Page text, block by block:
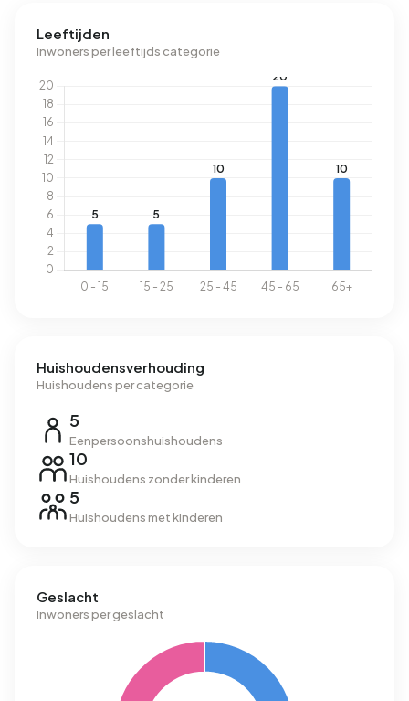
Leeftijden
Inwoners per leeftijds categorie
Huishoudensverhouding
Huishoudens per categorie
5
Eenpersoonshuishoudens
10
Huishoudens zonder kinderen
5
Huishoudens met kinderen
Geslacht
Inwoners per geslacht